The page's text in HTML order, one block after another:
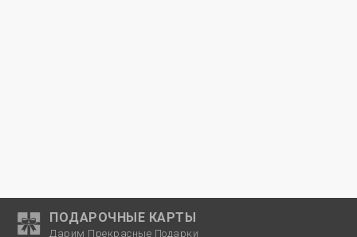
ПОДАРОЧНЫЕ КАРТЫ
Дарим Прекрасные Подарки